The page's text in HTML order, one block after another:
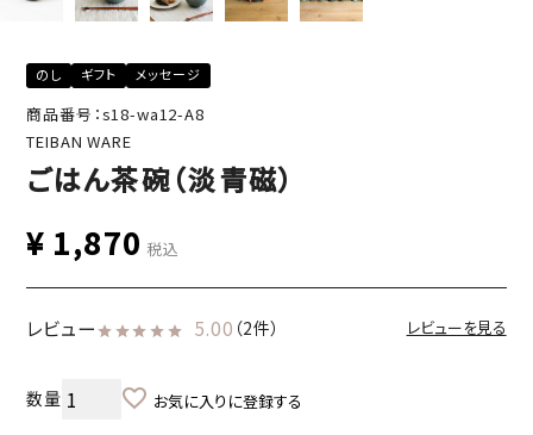
のし ギフト メッセージ
商品番号：s18-wa12-A8
TEIBAN WARE
ごはん茶碗（淡青磁）
¥ 1,870 税込
レビュー 5.00 （2件） レビューを見る
お気に入りに登録する